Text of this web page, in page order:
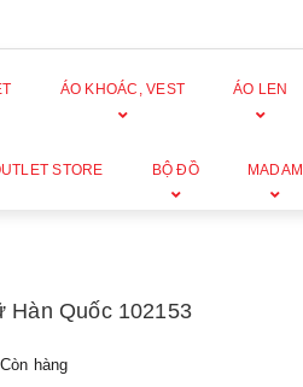
ÁO KHOÁC, VEST ÁO LEN
STORE BỘ ĐỒ MADAM
Hàn Quốc 102153
Còn hàng